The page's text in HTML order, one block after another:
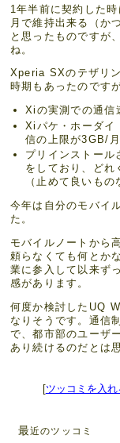
1年半前に契約した
月で維持出来る（か
と思ったものですが
ね。
Xperia SXのテザリ
時期もあったのです
Xiの実測での通信
Xiパケ・ホーダイ
信の上限が3GB/月
プリインストール
をしており、どれ
（止めて良いもの
今年は自分のモバイ
た。
モバイルノートから
頼らなくても何とか
業に参入して以来ず
感があります。
何度か検討したUQ
なりそうです。通信
で、都市部のユーザ
あり続けるのだとは
[ツッコミを入れ
最近のツッコミ